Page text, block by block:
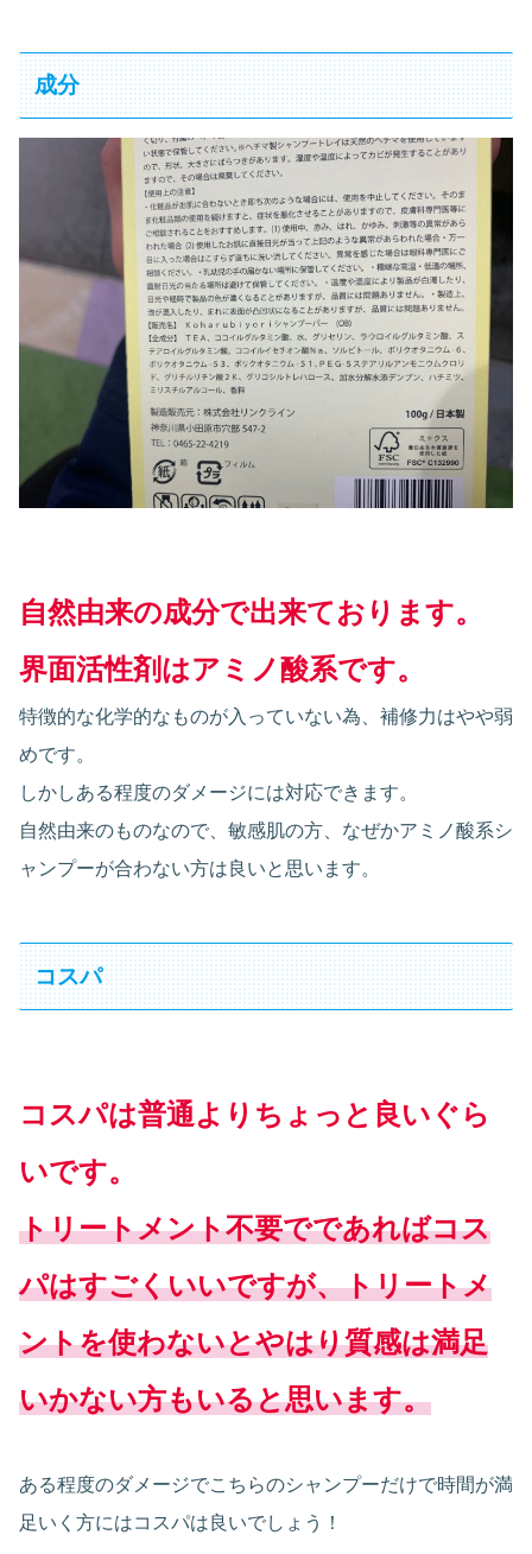
成分
自然由来の成分で出来ております。
界面活性剤はアミノ酸系です。
特徴的な化学的なものが入っていない為、補修力はやや弱
めです。
しかしある程度のダメージには対応できます。
自然由来のものなので、敏感肌の方、なぜかアミノ酸系シ
ャンプーが合わない方は良いと思います。
コスパ
コスパは普通よりちょっと良いぐら
いです。
トリートメント不要でであればコス
パはすごくいいですが、トリートメ
ントを使わないとやはり質感は満足
いかない方もいると思います。
ある程度のダメージでこちらのシャンプーだけで時間が満
足いく方にはコスパは良いでしょう！